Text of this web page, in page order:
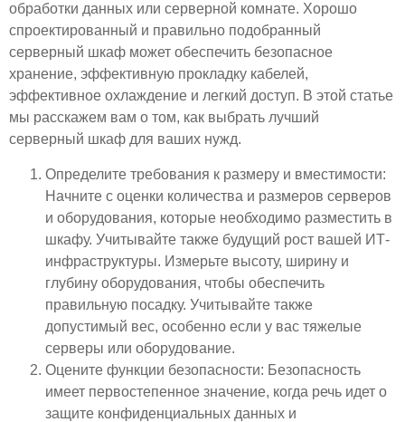
обработки данных или серверной комнате. Хорошо
спроектированный и правильно подобранный
серверный шкаф может обеспечить безопасное
хранение, эффективную прокладку кабелей,
эффективное охлаждение и легкий доступ. В этой статье
мы расскажем вам о том, как выбрать лучший
серверный шкаф для ваших нужд.
Определите требования к размеру и вместимости:
Начните с оценки количества и размеров серверов
и оборудования, которые необходимо разместить в
шкафу. Учитывайте также будущий рост вашей ИТ-
инфраструктуры. Измерьте высоту, ширину и
глубину оборудования, чтобы обеспечить
правильную посадку. Учитывайте также
допустимый вес, особенно если у вас тяжелые
серверы или оборудование.
Оцените функции безопасности: Безопасность
имеет первостепенное значение, когда речь идет о
защите конфиденциальных данных и